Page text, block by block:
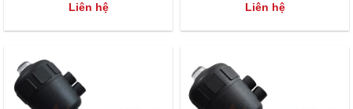
Liên hệ Liên hệ